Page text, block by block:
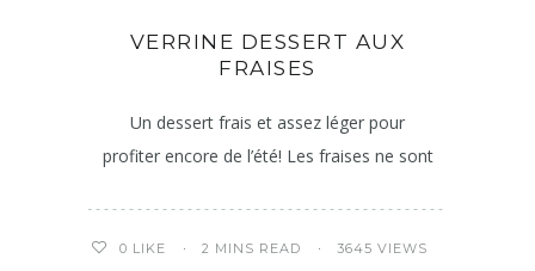
VERRINE DESSERT AUX
FRAISES
Un dessert frais et assez léger pour
profiter encore de l’été! Les fraises ne sont
0 LIKE 2 MINS READ 3645 VIEWS